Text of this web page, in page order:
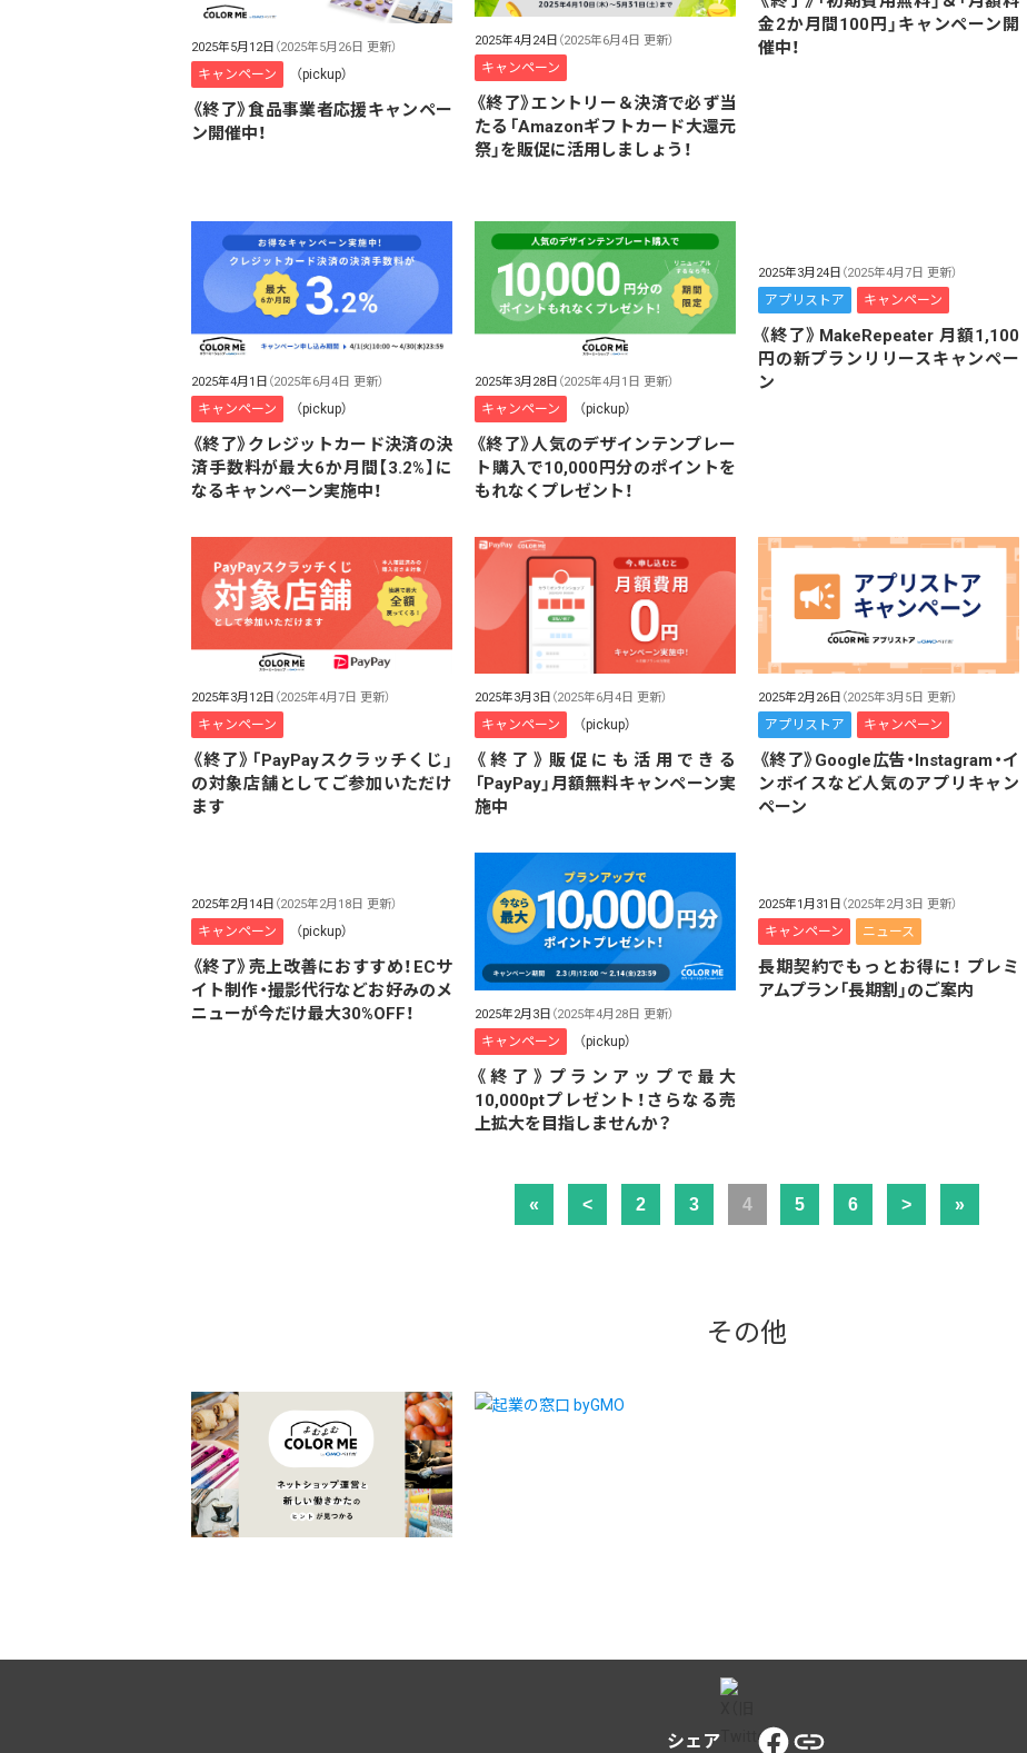
2025年5月12日 （2025年5月26日 更新）
キャンペーン （pickup）
《終了》食品事業者応援キャンペー
ン開催中！
2025年4月24日 （2025年6月4日 更新）
キャンペーン
《終了》エントリー＆決済で必ず当
たる「Amazonギフトカード大還元
祭」を販促に活用しましょう！
金2か月間100円」キャンペーン開
催中！
2025年4月1日 （2025年6月4日 更新）
キャンペーン （pickup）
《終了》クレジットカード決済の決
済手数料が最大6か月間【3.2%】に
なるキャンペーン実施中！
2025年3月28日 （2025年4月1日 更新）
キャンペーン （pickup）
《終了》人気のデザインテンプレー
ト購入で10,000円分のポイントを
もれなくプレゼント！
2025年3月24日 （2025年4月7日 更新）
アプリストア キャンペーン
《終了》MakeRepeater 月額1,100
円の新プランリリースキャンペー
ン
2025年3月12日 （2025年4月7日 更新）
キャンペーン
《終了》「PayPayスクラッチくじ」
の対象店舗としてご参加いただけ
ます
2025年3月3日 （2025年6月4日 更新）
キャンペーン （pickup）
《終了》販促にも活用できる
「PayPay」月額無料キャンペーン実
施中
2025年2月26日 （2025年3月5日 更新）
アプリストア キャンペーン
《終了》Google広告・Instagram・イ
ンボイスなど人気のアプリキャン
ペーン
2025年2月14日 （2025年2月18日 更新）
キャンペーン （pickup）
《終了》売上改善におすすめ！ECサ
イト制作・撮影代行などお好みのメ
ニューが今だけ最大30%OFF！
2025年2月3日 （2025年4月28日 更新）
キャンペーン （pickup）
《終了》プランアップで最大
10,000ptプレゼント！さらなる売
上拡大を目指しませんか？
2025年1月31日 （2025年2月3日 更新）
キャンペーン ニュース
長期契約でもっとお得に！ プレミ
アムプラン「長期割」のご案内
« < 2 3 4 5 6 > »
その他
シェア